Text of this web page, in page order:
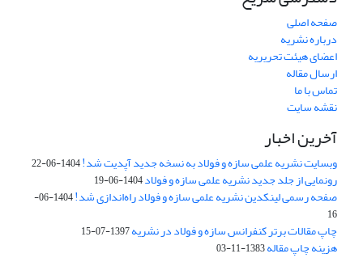
صفحه اصلی
درباره نشریه
اعضای هیئت تحریریه
ارسال مقاله
تماس با ما
نقشه سایت
آخرین اخبار
وبسایت نشریه علمی سازه و فولاد به نسخه جدید آپدیت شد!1404-06-22
رونمایی از جلد جدید نشریه علمی سازه و فولاد1404-06-19
صفحه رسمی لینکدین نشریه علمی سازه و فولاد راه‌اندازی شد!
1404-06-
16
چاپ مقالات برتر کنفرانس سازه و فولاد در نشریه1397-07-15
هزینه چاپ مقاله1383-11-03